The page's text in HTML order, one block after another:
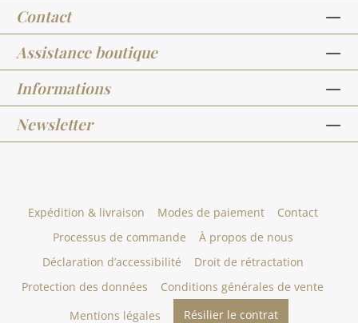
Contact
Assistance boutique
Informations
Newsletter
Expédition & livraison Modes de paiement
Contact
Processus de commande
À propos de nous
Déclaration d’accessibilité
Droit de rétractation
Protection des données
Conditions générales de vente
Mentions légales
Résilier le contrat